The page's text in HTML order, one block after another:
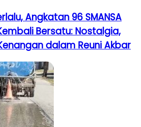
Angkatan 96 SMANSA
Bersatu: Nostalgia,
dalam Reuni Akbar